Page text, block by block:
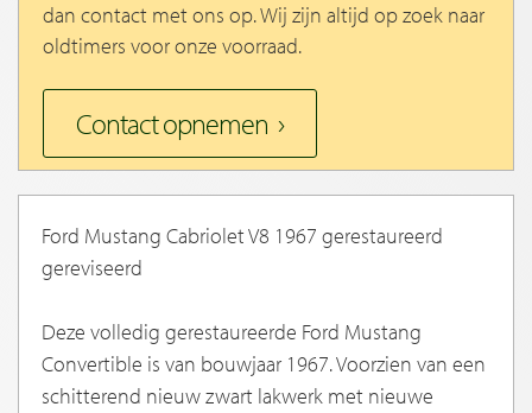
dan contact met ons op. Wij zijn altijd op zoek naar
oldtimers voor onze voorraad.
Contact opnemen
Ford Mustang Cabriolet V8 1967 gerestaureerd
gereviseerd
Deze volledig gerestaureerde Ford Mustang
Convertible is van bouwjaar 1967. Voorzien van een
schitterend nieuw zwart lakwerk met nieuwe